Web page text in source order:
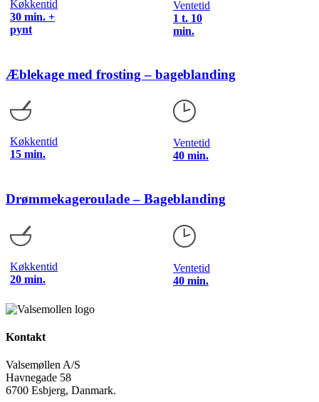
Køkkentid
30 min. +
pynt
Ventetid
1 t. 10
min.
Æblekage med frosting – bageblanding
Køkkentid
15 min.
Ventetid
40 min.
Drømmekageroulade – Bageblanding
Køkkentid
20 min.
Ventetid
40 min.
Kontakt
Valsemøllen A/S
Havnegade 58
6700 Esbjerg, Danmark.